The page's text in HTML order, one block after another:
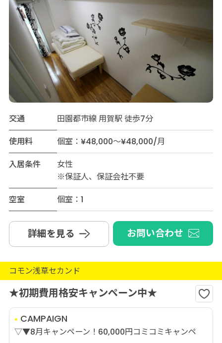
交通
田園都市線 用賀駅 徒歩7分
使用料
個室：¥48,000～¥48,000/月
入居条件
女性
※保証人、保証会社不要
空室
個室：1
詳細を見る お問い合わせ
コモン浅草セカンド
★初期費用格安キャンペーン中★
CAMPAIGN
▽▼8月キャンペーン！60,000円コミコミキャンペ